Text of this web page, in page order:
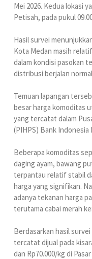
Mei 2026. Kedua lokasi
Petisah, pada pukul
Hasil survei
Kota Medan masih
dalam kondisi pasokan
distribusi berjalan
Temuan lapangan
besar harga komoditas
yang tercatat dalam
(PIHPS) Bank
Beberapa komoditas
daging ayam, bawang
terpantau relatif stabil
harga yang signifikan.
adanya tekanan harga
terutama cabai merah
Berdasarkan hasil
tercatat dijual pada
dan Rp70.000/kg di